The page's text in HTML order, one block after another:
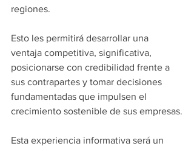
regiones.
Esto les permitirá desarrollar una
ventaja competitiva, significativa,
posicionarse con credibilidad frente a
sus contrapartes y tomar decisiones
fundamentadas que impulsen el
crecimiento sostenible de sus empresas.
Esta experiencia informativa será un